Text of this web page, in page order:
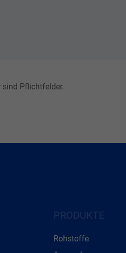
sind Pflichtfelder.
PRODUKTE
Rohstoffe